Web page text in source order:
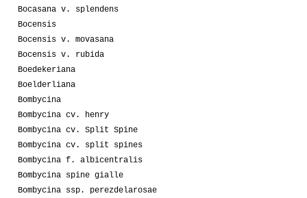
Bocasana v. splendens
Bocensis
Bocensis v. movasana
Bocensis v. rubida
Boedekeriana
Boelderliana
Bombycina
Bombycina cv. henry
Bombycina cv. Split Spine
Bombycina cv. split spines
Bombycina f. albicentralis
Bombycina spine gialle
Bombycina ssp. perezdelarosae